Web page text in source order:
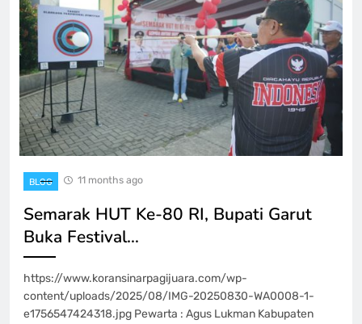
BLOG 11 months ago
‎Semarak HUT Ke-80 RI, Bupati Garut
Buka Festival…
https://www.koransinarpagijuara.com/wp-
content/uploads/2025/08/IMG-20250830-WA0008-1-
e1756547424318.jpg ‎Pewarta : Agus Lukman Kabupaten